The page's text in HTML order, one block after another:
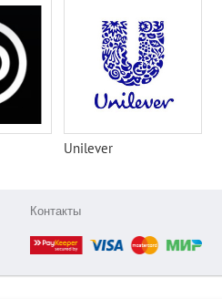
Unilever
Контакты